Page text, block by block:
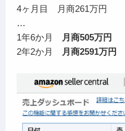
4ヶ月目 月商261万円
…
1年6か月
月商505万円
2年2か月
月商2591万円